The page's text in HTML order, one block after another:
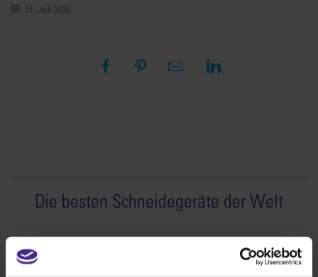
31. Juli 2026
Die besten Schneidegeräte der Welt
Werbetechnik